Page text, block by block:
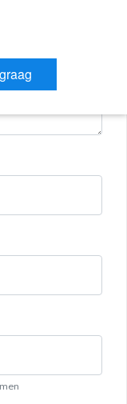
met de